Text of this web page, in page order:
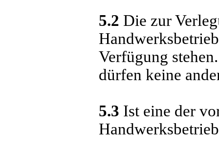
5.2 Die zur
Verfügung
dürfen keine
5.3 Ist eine der